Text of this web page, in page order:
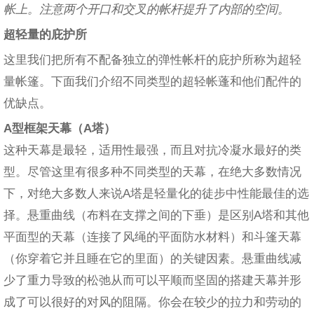
帐上。注意两个开口和交叉的帐杆提升了内部的空间。
超轻量的庇护所
这里我们把所有不配备独立的弹性帐杆的庇护所称为超轻
量帐篷。下面我们介绍不同类型的超轻帐蓬和他们配件的
优缺点。
A型框架天幕（A塔）
这种天幕是最轻，适用性最强，而且对抗冷凝水最好的类
型。尽管这里有很多种不同类型的天幕，在绝大多数情况
下，对绝大多数人来说A塔是轻量化的徒步中性能最佳的选
择。悬重曲线（布料在支撑之间的下垂）是区别A塔和其他
平面型的天幕（连接了风绳的平面防水材料）和斗篷天幕
（你穿着它并且睡在它的里面）的关键因素。悬重曲线减
少了重力导致的松弛从而可以平顺而坚固的搭建天幕并形
成了可以很好的对风的阻隔。你会在较少的拉力和劳动的